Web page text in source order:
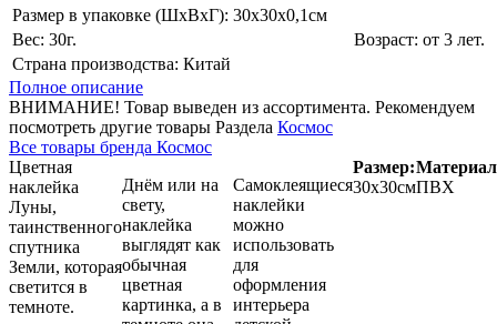
Размер в упаковке (ШхВxГ): 30х30х0,1cм
Вес: 30г.
Возраст: от 3 лет.
Страна производства: Китай
Полное описание
ВНИМАНИЕ! Товар выведен из ассортимента. Рекомендуем
посмотреть другие товары Раздела Космос
Все товары бренда Космос
Цветная
наклейка
Луны,
таинственного
спутника
Земли, которая
светится в
темноте.
Днём или на
свету,
наклейка
выглядят как
обычная
цветная
картинка, а в
Самоклеящиеся
наклейки
можно
использовать
для
оформления
интерьера
Размер:
30х30см
Материал
ПВХ